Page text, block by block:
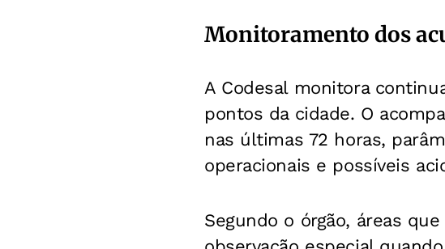
Monitoramento dos
A Codesal monitora
pontos da cidade. O
nas últimas 72 horas,
operacionais e possíveis
Segundo o órgão, áreas